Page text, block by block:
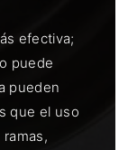
efectiva;
puede
pueden
que el uso